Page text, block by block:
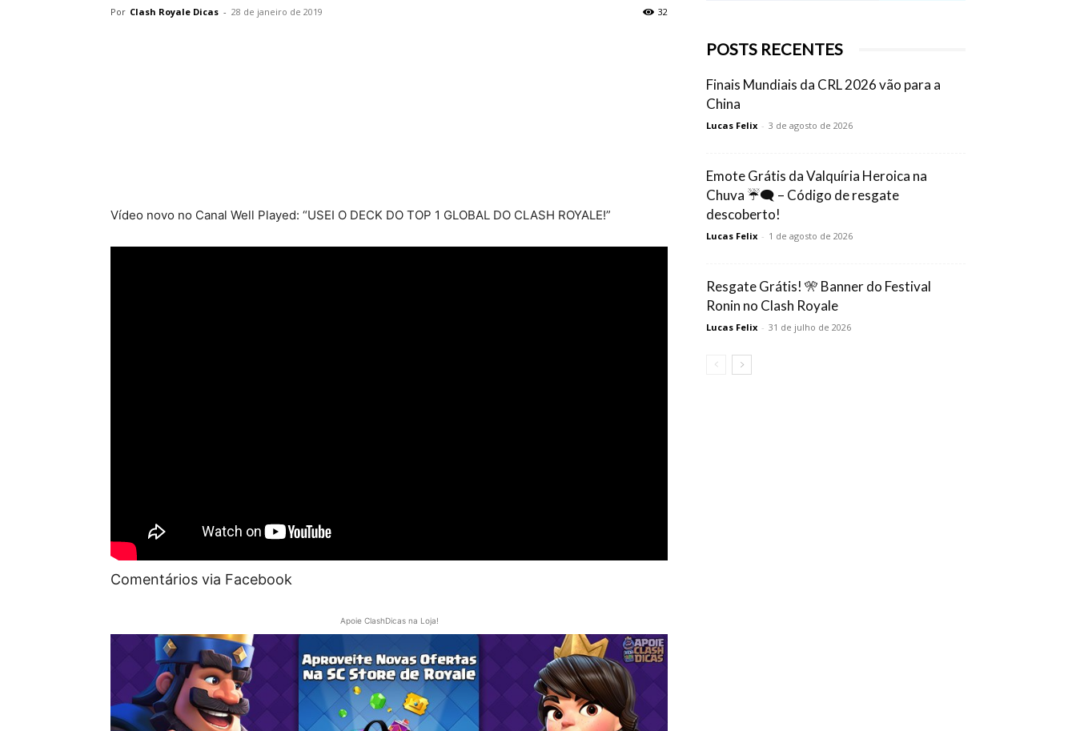
Por Clash Royale Dicas - 28 de janeiro de 2019 32
Vídeo novo no Canal Well Played: “USEI O DECK DO TOP 1 GLOBAL DO CLASH ROYALE!”
Comentários via Facebook
Apoie ClashDicas na Loja!
POSTS RECENTES
Finais Mundiais da CRL 2026 vão para a
China
Lucas Felix - 3 de agosto de 2026
Emote Grátis da Valquíria Heroica na
Chuva ☔🗨️ – Código de resgate
descoberto!
Lucas Felix - 1 de agosto de 2026
Resgate Grátis! 🎌 Banner do Festival
Ronin no Clash Royale
Lucas Felix - 31 de julho de 2026